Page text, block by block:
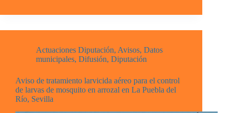
Actuaciones Diputación, Avisos, Datos
municipales, Difusión, Diputación
Aviso de tratamiento larvicida aéreo para el control
de larvas de mosquito en arrozal en La Puebla del
Río, Sevilla